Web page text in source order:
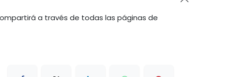
a través de todas las páginas de